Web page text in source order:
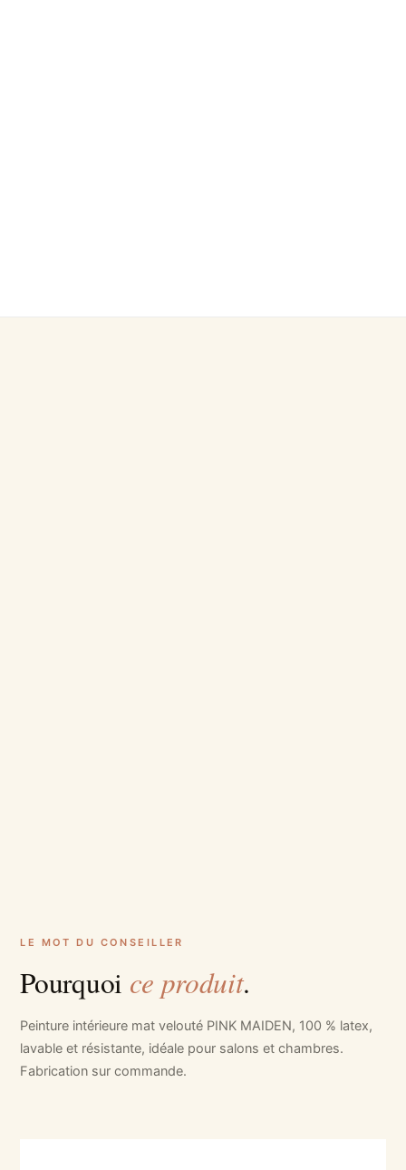
LE MOT DU CONSEILLER
Pourquoi ce produit.
Peinture intérieure mat velouté PINK MAIDEN, 100 % latex,
lavable et résistante, idéale pour salons et chambres.
Fabrication sur commande.